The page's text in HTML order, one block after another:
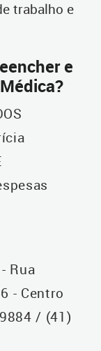
trabalho e
e
Rua
- Centro
/ (41)